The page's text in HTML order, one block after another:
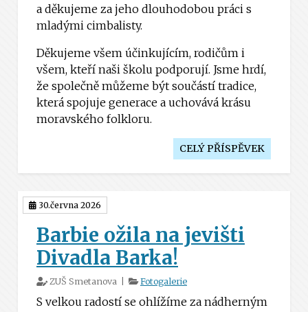
a děkujeme za jeho dlouhodobou práci s
mladými cimbalisty.
Děkujeme všem účinkujícím, rodičům i
všem, kteří naši školu podporují. Jsme hrdí,
že společně můžeme být součástí tradice,
která spojuje generace a uchovává krásu
moravského folkloru.
CELÝ PŘÍSPĚVEK
30.června 2026
Barbie ožila na jevišti
Divadla Barka!
ZUŠ Smetanova | Fotogalerie
S velkou radostí se ohlížíme za nádherným